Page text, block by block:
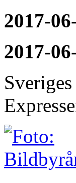
2017-
2017-